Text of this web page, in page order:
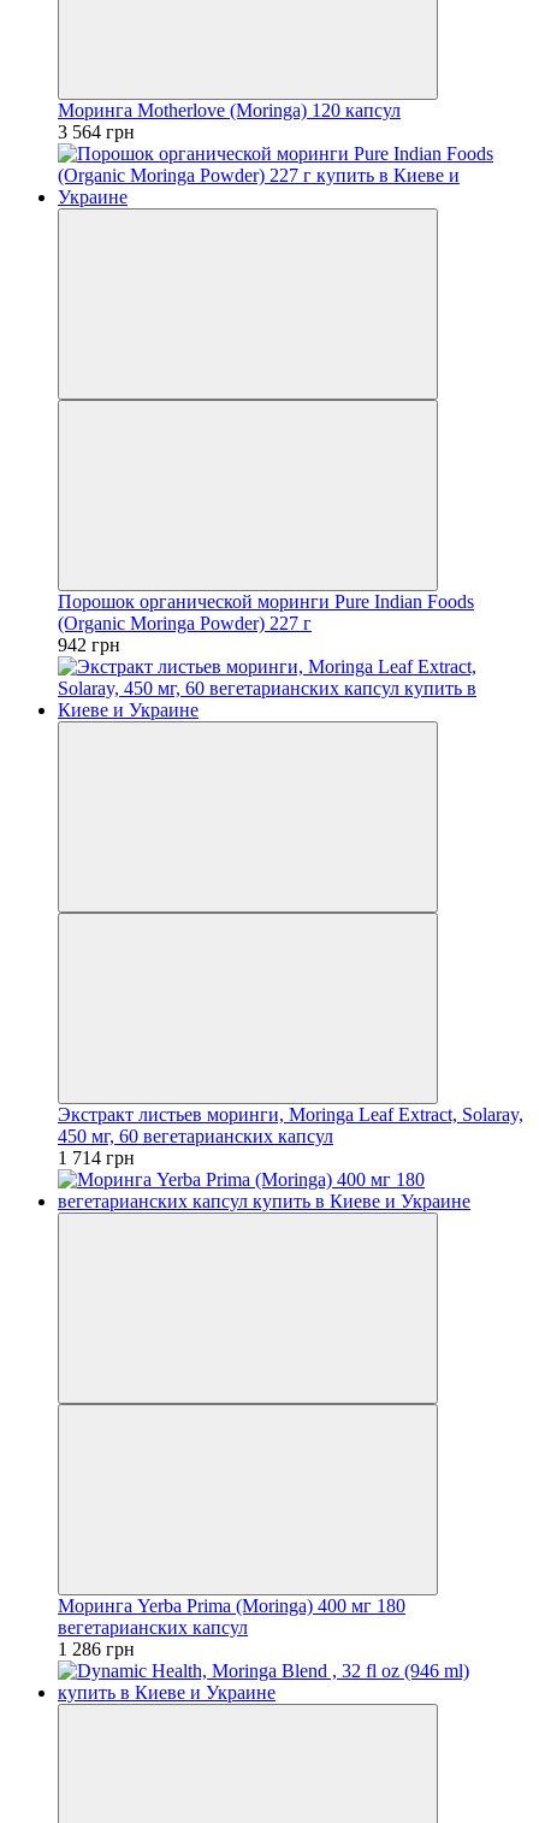
Моринга Motherlove (Moringa) 120 капсул
3 564 грн
Порошок органической моринги Pure Indian Foods
(Organic Moringa Powder) 227 г
942 грн
Экстракт листьев моринги, Moringa Leaf Extract, Solaray,
450 мг, 60 вегетарианских капсул
1 714 грн
Моринга Yerba Prima (Moringa) 400 мг 180
вегетарианских капсул
1 286 грн